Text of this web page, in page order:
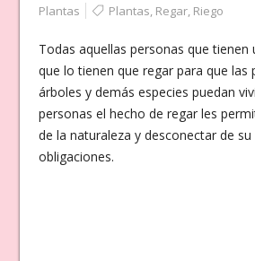
Plantas
Plantas, Regar, Riego
Todas aquellas personas que tienen
que lo tienen que regar para que las
árboles y demás especies puedan
personas el hecho de regar les
de la naturaleza y desconectar de su
obligaciones.